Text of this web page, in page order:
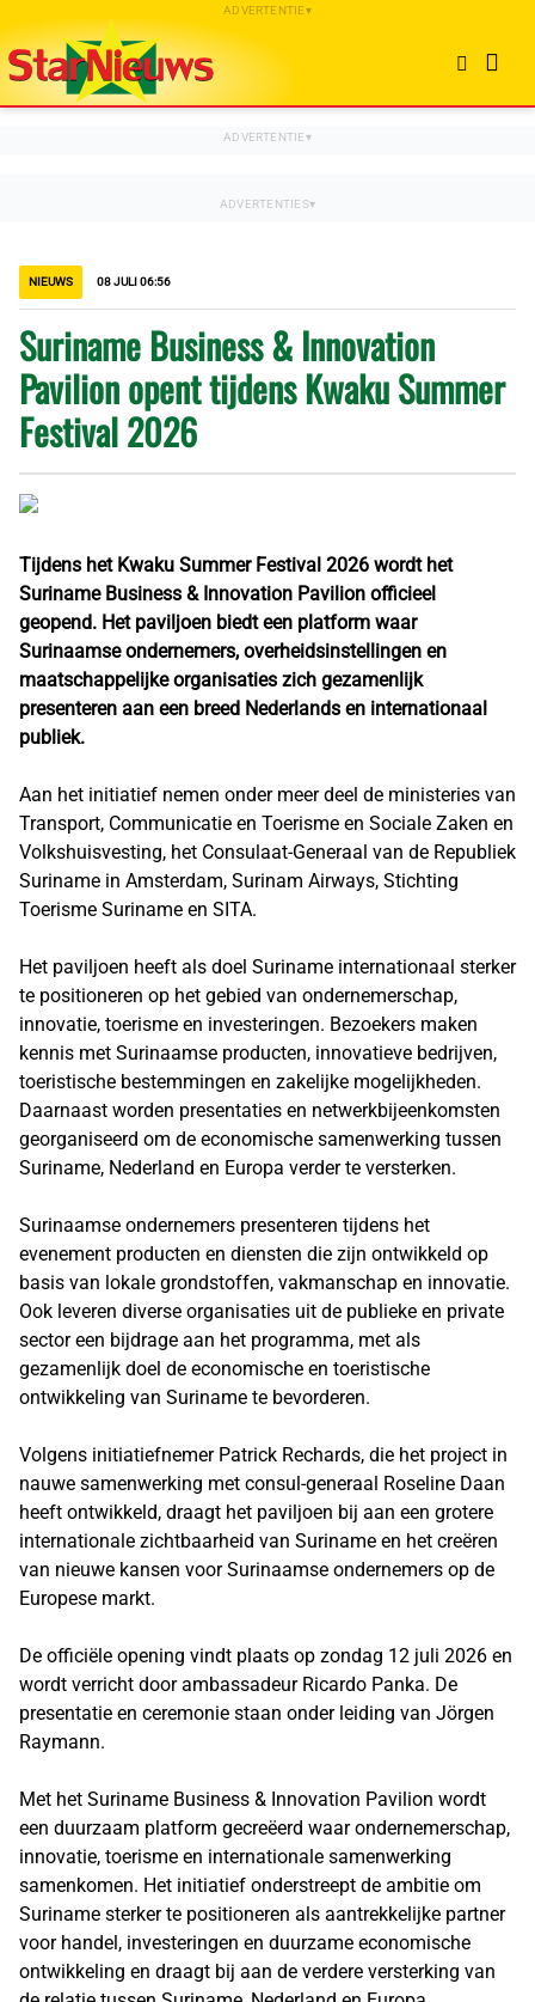
NIEUWS 08 JULI 06:56
Suriname Business & Innovation
Pavilion opent tijdens Kwaku Summer
Festival 2026
Tijdens het Kwaku Summer Festival 2026 wordt het
Suriname Business & Innovation Pavilion officieel
geopend. Het paviljoen biedt een platform waar
Surinaamse ondernemers, overheidsinstellingen en
maatschappelijke organisaties zich gezamenlijk
presenteren aan een breed Nederlands en internationaal
publiek.
Aan het initiatief nemen onder meer deel de ministeries van
Transport, Communicatie en Toerisme en Sociale Zaken en
Volkshuisvesting, het Consulaat-Generaal van de Republiek
Suriname in Amsterdam, Surinam Airways, Stichting
Toerisme Suriname en SITA.
Het paviljoen heeft als doel Suriname internationaal sterker
te positioneren op het gebied van ondernemerschap,
innovatie, toerisme en investeringen. Bezoekers maken
kennis met Surinaamse producten, innovatieve bedrijven,
toeristische bestemmingen en zakelijke mogelijkheden.
Daarnaast worden presentaties en netwerkbijeenkomsten
georganiseerd om de economische samenwerking tussen
Suriname, Nederland en Europa verder te versterken.
Surinaamse ondernemers presenteren tijdens het
evenement producten en diensten die zijn ontwikkeld op
basis van lokale grondstoffen, vakmanschap en innovatie.
Ook leveren diverse organisaties uit de publieke en private
sector een bijdrage aan het programma, met als
gezamenlijk doel de economische en toeristische
ontwikkeling van Suriname te bevorderen.
Volgens initiatiefnemer Patrick Rechards, die het project in
nauwe samenwerking met consul-generaal Roseline Daan
heeft ontwikkeld, draagt het paviljoen bij aan een grotere
internationale zichtbaarheid van Suriname en het creëren
van nieuwe kansen voor Surinaamse ondernemers op de
Europese markt.
De officiële opening vindt plaats op zondag 12 juli 2026 en
wordt verricht door ambassadeur Ricardo Panka. De
presentatie en ceremonie staan onder leiding van Jörgen
Raymann.
Met het Suriname Business & Innovation Pavilion wordt
een duurzaam platform gecreëerd waar ondernemerschap,
innovatie, toerisme en internationale samenwerking
samenkomen. Het initiatief onderstreept de ambitie om
Suriname sterker te positioneren als aantrekkelijke partner
voor handel, investeringen en duurzame economische
ontwikkeling en draagt bij aan de verdere versterking van